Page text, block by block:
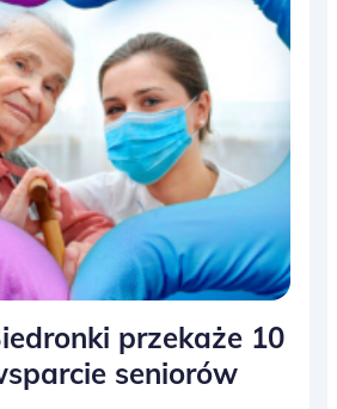
przekaże 10
seniorów